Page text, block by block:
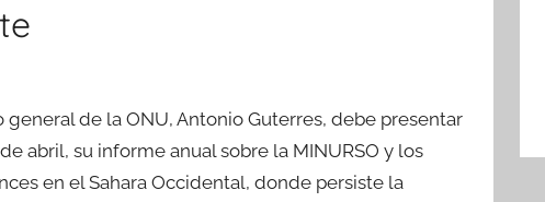
general de la ONU, Antonio Guterres, debe presentar
abril, su informe anual sobre la MINURSO y los
en el Sahara Occidental, donde persiste la